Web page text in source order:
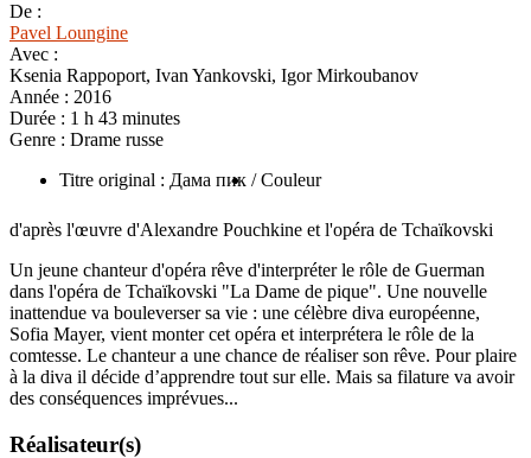
De :
Pavel Loungine
Avec :
Ksenia Rappoport, Ivan Yankovski, Igor Mirkoubanov
Année : 2016
Durée : 1 h 43 minutes
Genre : Drame russe
Titre original : Дама пик / Couleur
d'après l'œuvre d'Alexandre Pouchkine et l'opéra de Tchaïkovski
Un jeune chanteur d'opéra rêve d'interpréter le rôle de Guerman
dans l'opéra de Tchaïkovski "La Dame de pique". Une nouvelle
inattendue va bouleverser sa vie : une célèbre diva européenne,
Sofia Mayer, vient monter cet opéra et interprétera le rôle de la
comtesse. Le chanteur a une chance de réaliser son rêve. Pour plaire
à la diva il décide d’apprendre tout sur elle. Mais sa filature va avoir
des conséquences imprévues...
Réalisateur(s)